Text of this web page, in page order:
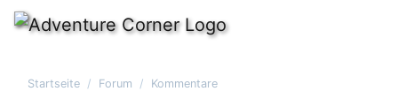
Startseite Forum Kommentare